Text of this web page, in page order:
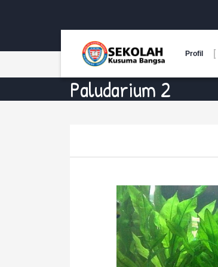
Profil
Paludarium 2